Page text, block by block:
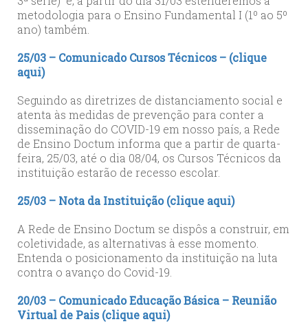
metodologia para o Ensino Fundamental I (1º ao 5º
ano) também.
25/03 – Comunicado Cursos Técnicos – (clique
aqui)
Seguindo as diretrizes de distanciamento social e
atenta às medidas de prevenção para conter a
disseminação do COVID-19 em nosso país, a Rede
de Ensino Doctum informa que a partir de quarta-
feira, 25/03, até o dia 08/04, os Cursos Técnicos da
instituição estarão de recesso escolar.
25/03 – Nota da Instituição (clique aqui)
A Rede de Ensino Doctum se dispôs a construir, em
coletividade, as alternativas à esse momento.
Entenda o posicionamento da instituição na luta
contra o avanço do Covid-19.
20/03 – Comunicado Educação Básica – Reunião
Virtual de Pais (clique aqui)